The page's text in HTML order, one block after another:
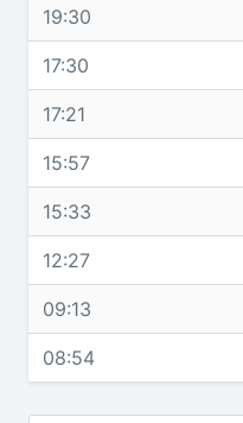
19:30
17:30
17:21
15:57
15:33
12:27
09:13
08:54